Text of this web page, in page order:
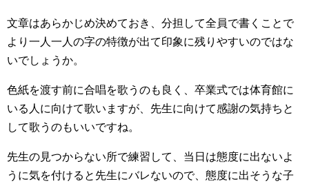
文章はあらかじめ決めておき、分担して全員で書くことで
より一人一人の字の特徴が出て印象に残りやすいのではな
いでしょうか。
色紙を渡す前に合唱を歌うのも良く、卒業式では体育館に
いる人に向けて歌いますが、先生に向けて感謝の気持ちと
して歌うのもいいですね。
先生の見つからない所で練習して、当日は態度に出ないよ
うに気を付けると先生にバレないので、態度に出そうな子